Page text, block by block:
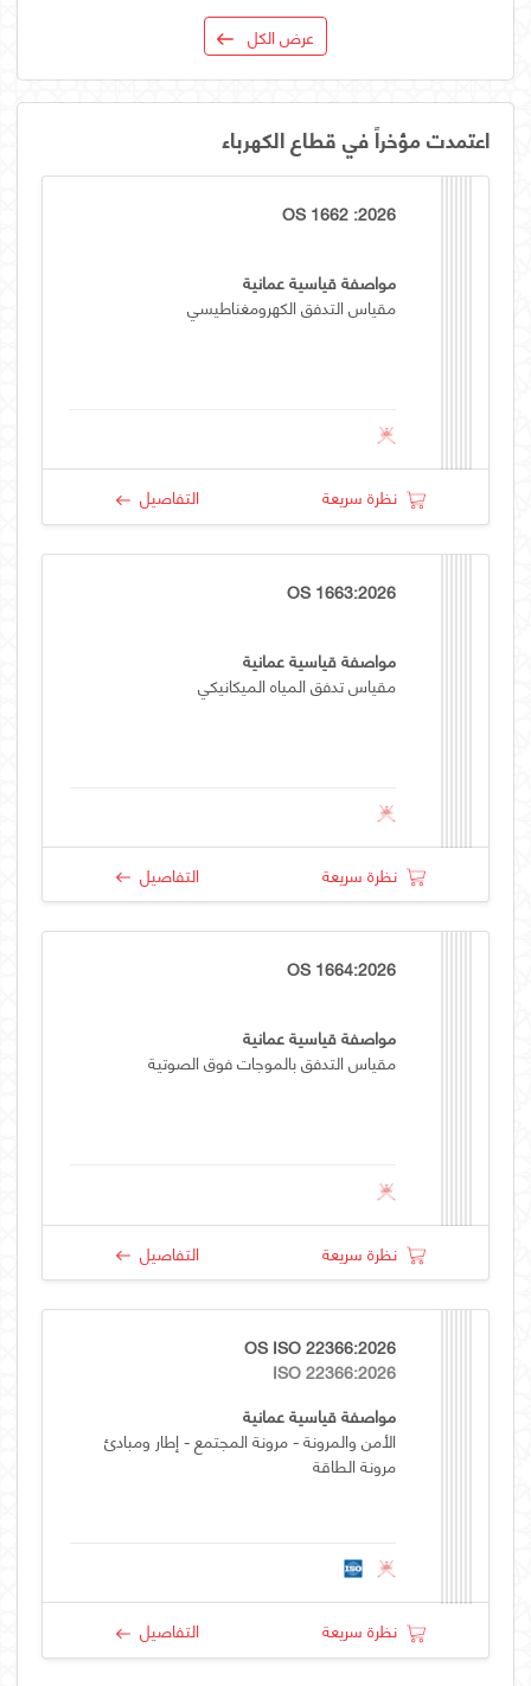
عرض الكل
اعتمدت مؤخراً في قطاع الكهرباء
OS 1662 :2026
مواصفة قياسية عمانية
مقياس التدفق الكهرومغناطيسي
نظرة سريعة التفاصيل
OS 1663:2026
مواصفة قياسية عمانية
مقياس تدفق المياه الميكانيكي
نظرة سريعة التفاصيل
OS 1664:2026
مواصفة قياسية عمانية
مقياس التدفق بالموجات فوق الصوتية
نظرة سريعة التفاصيل
OS ISO 22366:2026
ISO 22366:2026
مواصفة قياسية عمانية
الأمن والمرونة - مرونة المجتمع - إطار ومبادئ
مرونة الطاقة
نظرة سريعة التفاصيل